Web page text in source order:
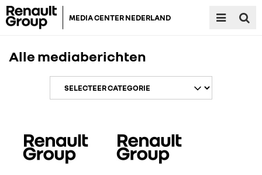
MEDIA CENTER NEDERLAND
Alle mediaberichten